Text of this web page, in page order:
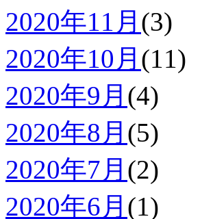
2020年11月 (3)
2020年10月 (11)
2020年9月 (4)
2020年8月 (5)
2020年7月 (2)
2020年6月 (1)